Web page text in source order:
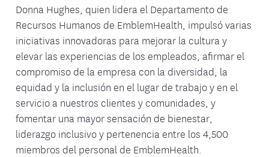
Donna Hughes, quien lidera el Departamento de
Recursos Humanos de EmblemHealth, impulsó varias
iniciativas innovadoras para mejorar la cultura y
elevar las experiencias de los empleados, afirmar el
compromiso de la empresa con la diversidad, la
equidad y la inclusión en el lugar de trabajo y en el
servicio a nuestros clientes y comunidades, y
fomentar una mayor sensación de bienestar,
liderazgo inclusivo y pertenencia entre los 4,500
miembros del personal de EmblemHealth.